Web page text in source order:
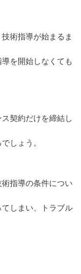
術指導が始まるま
を開始しなくても
契約だけを締結し
しょう。
指導の条件につい
しまい、トラブル